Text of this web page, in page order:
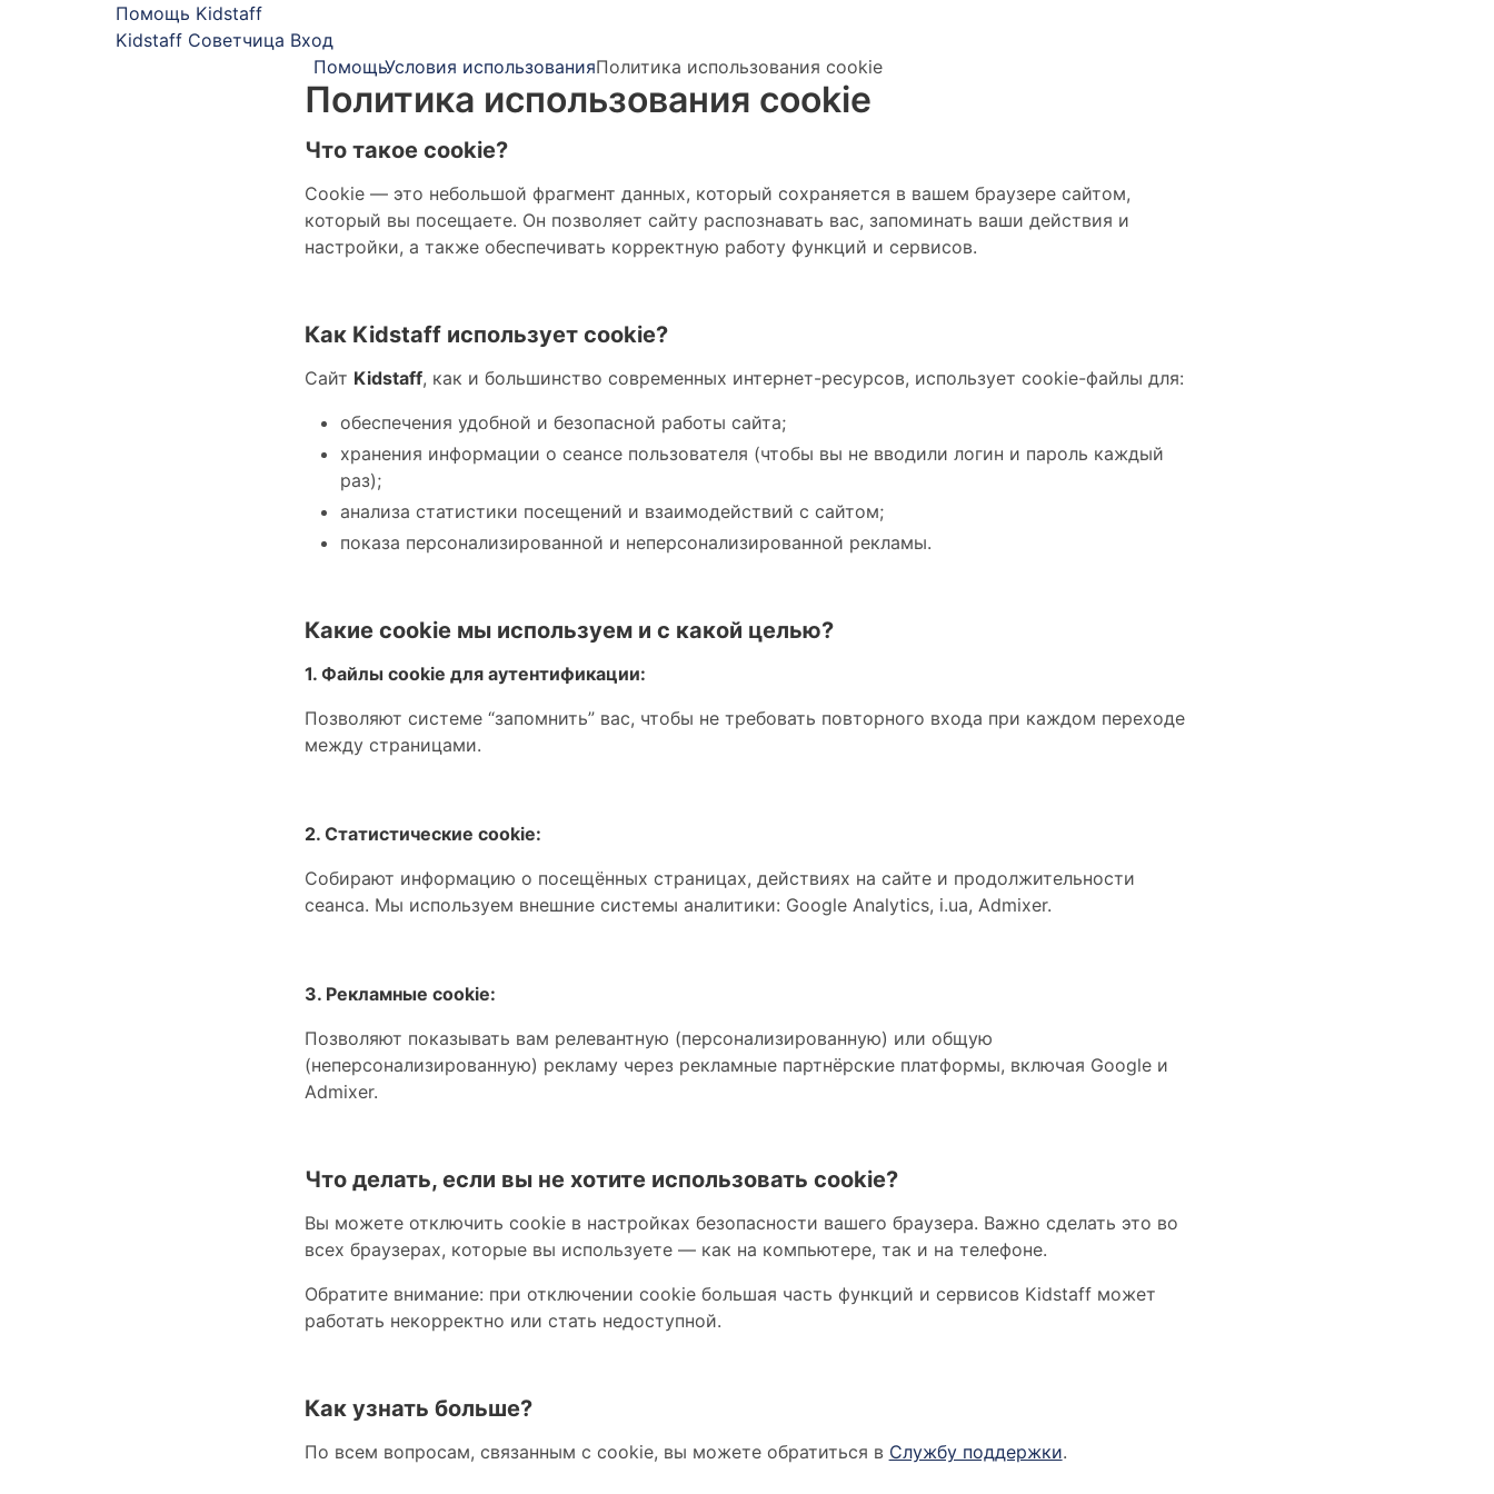
Помощь Kidstaff
Kidstaff Советчица Вход
ПомощьУсловия использованияПолитика использования cookie
Политика использования cookie
Что такое cookie?
Cookie — это небольшой фрагмент данных, который сохраняется в вашем браузере сайтом,
который вы посещаете. Он позволяет сайту распознавать вас, запоминать ваши действия и
настройки, а также обеспечивать корректную работу функций и сервисов.
Как Kidstaff использует cookie?
Сайт Kidstaff, как и большинство современных интернет-ресурсов, использует cookie-файлы для:
обеспечения удобной и безопасной работы сайта;
хранения информации о сеансе пользователя (чтобы вы не вводили логин и пароль каждый
раз);
анализа статистики посещений и взаимодействий с сайтом;
показа персонализированной и неперсонализированной рекламы.
Какие cookie мы используем и с какой целью?
1. Файлы cookie для аутентификации:
Позволяют системе “запомнить” вас, чтобы не требовать повторного входа при каждом переходе
между страницами.
2. Статистические cookie:
Собирают информацию о посещённых страницах, действиях на сайте и продолжительности
сеанса. Мы используем внешние системы аналитики: Google Analytics, i.ua, Admixer.
3. Рекламные cookie:
Позволяют показывать вам релевантную (персонализированную) или общую
(неперсонализированную) рекламу через рекламные партнёрские платформы, включая Google и
Admixer.
Что делать, если вы не хотите использовать cookie?
Вы можете отключить cookie в настройках безопасности вашего браузера. Важно сделать это во
всех браузерах, которые вы используете — как на компьютере, так и на телефоне.
Обратите внимание: при отключении cookie большая часть функций и сервисов Kidstaff может
работать некорректно или стать недоступной.
Как узнать больше?
По всем вопросам, связанным с cookie, вы можете обратиться в Службу поддержки.